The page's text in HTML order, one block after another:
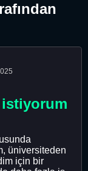
istiyorum
üniversiteden
için bir